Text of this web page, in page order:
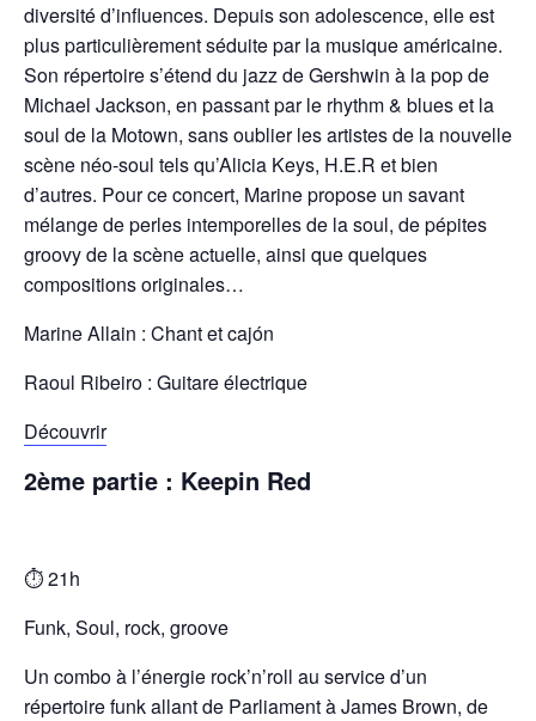
diversité d’influences. Depuis son adolescence, elle est
plus particulièrement séduite par la musique américaine.
Son répertoire s’étend du jazz de Gershwin à la pop de
Michael Jackson, en passant par le rhythm & blues et la
soul de la Motown, sans oublier les artistes de la nouvelle
scène néo-soul tels qu’Alicia Keys, H.E.R et bien
d’autres. Pour ce concert, Marine propose un savant
mélange de perles intemporelles de la soul, de pépites
groovy de la scène actuelle, ainsi que quelques
compositions originales…
Marine Allain : Chant et cajón
Raoul Ribeiro : Guitare électrique
Découvrir
2ème partie : Keepin Red
⏱️ 21h
Funk, Soul, rock, groove
Un combo à l’énergie rock’n’roll au serviced’un
répertoire funk allant de Parliament à James Brown, de